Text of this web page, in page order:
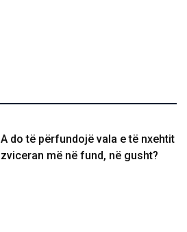
A do të përfundojë vala e të nxehtit
zviceran më në fund, në gusht?